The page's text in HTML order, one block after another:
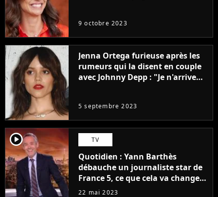
9 octobre 2023
Jenna Ortega furieuse après les
rumeurs qui la disent en couple
avec Johnny Depp : "Je n'arrive
5 septembre 2023
player2 TV
Quotidien : Yann Barthès
débauche un journaliste star de
France 5, ce que cela va changer
à la rentrée
22 mai 2023